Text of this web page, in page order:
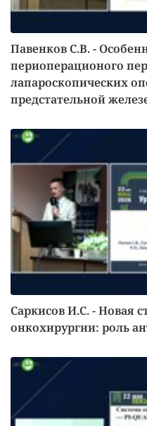
Павенков С.В. -
периоперационого
лапароскопических
предстательной
Саркисов И.С. - Новая
онкохирургии: роль